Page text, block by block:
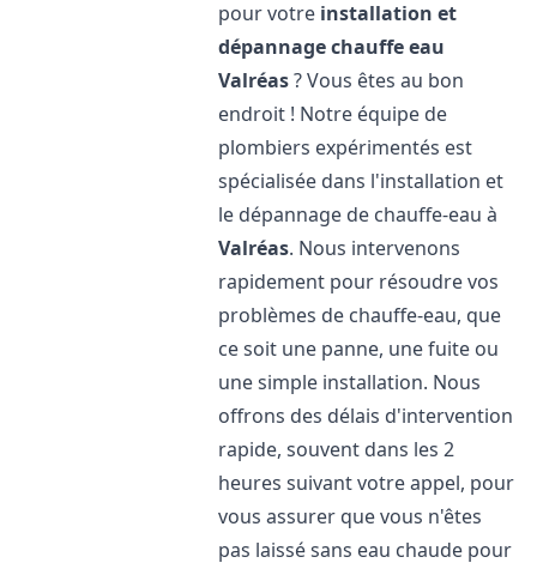
pour votre installation et
dépannage chauffe eau
Valréas? Vous êtes au bon
endroit ! Notre équipe de
plombiers expérimentés est
spécialisée dans l'installation et
le dépannage de chauffe-eau à
Valréas. Nous intervenons
rapidement pour résoudre vos
problèmes de chauffe-eau, que
ce soit une panne, une fuite ou
une simple installation. Nous
offrons des délais d'intervention
rapide, souvent dans les 2
heures suivant votre appel, pour
vous assurer que vous n'êtes
pas laissé sans eau chaude pour